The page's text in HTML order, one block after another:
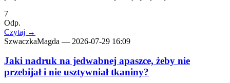
7
Odp.
Czytaj →
SzwaczkaMagda — 2026-07-29 16:09
Jaki nadruk na jedwabnej apaszce, żeby nie
przebijał i nie usztywniał tkaniny?